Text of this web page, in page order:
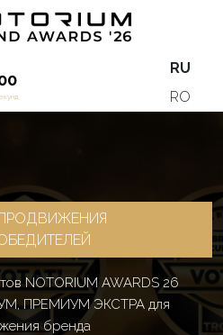
RU
RO
NOTORIUM AWARDS 26
ПРЕМИУМ ЭКСТРА для
бренда